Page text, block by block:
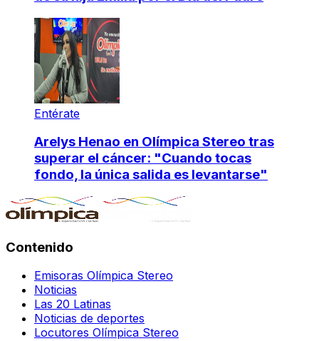
Entérate
Arelys Henao en Olímpica Stereo tras
superar el cáncer: "Cuando tocas
fondo, la única salida es levantarse"
Contenido
Emisoras Olímpica Stereo
Noticias
Las 20 Latinas
Noticias de deportes
Locutores Olímpica Stereo